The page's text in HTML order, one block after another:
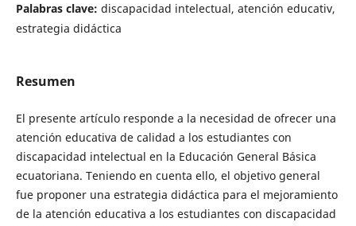
Palabras clave: discapacidad intelectual, atención educativ,
estrategia didáctica
Resumen
El presente artículo responde a la necesidad de ofrecer una
atención educativa de calidad a los estudiantes con
discapacidad intelectual en la Educación General Básica
ecuatoriana. Teniendo en cuenta ello, el objetivo general
fue proponer una estrategia didáctica para el mejoramiento
de la atención educativa a los estudiantes con discapacidad